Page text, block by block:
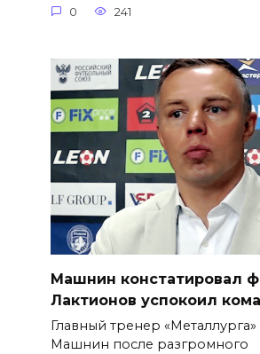
0 241
Машнин констатировал
Лактионов успокоил
Главный тренер
Машнин после разгромного